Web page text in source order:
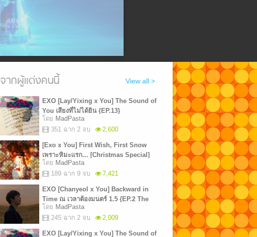
จากผู้แต่งคนนี้ View all >
EXO [Lay/Yixing x You] The Sound of
You เสียงที่ไม่ได้ยิน {EP.13}
โดย MadPasta
351 ฉาก 2 จบ
2,600
[Exo x You] First Wish, First Snow
เพราะหิมะแรก... [Christmas Special]
[END]
โดย MadPasta
189 ฉาก 9 จบ
7,421
EXO [Chanyeol x You] Backward in
Time ณ เวลาต้องมนตร์ 1.5 {EP.2 The
End}
โดย MadPasta
245 ฉาก 2 จบ
2,009
EXO [Lay/Yixing x You] The Sound of